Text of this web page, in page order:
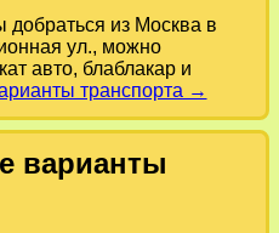
добраться из Москва в
ул., можно
авто, блаблакар и
транспорта →
варианты